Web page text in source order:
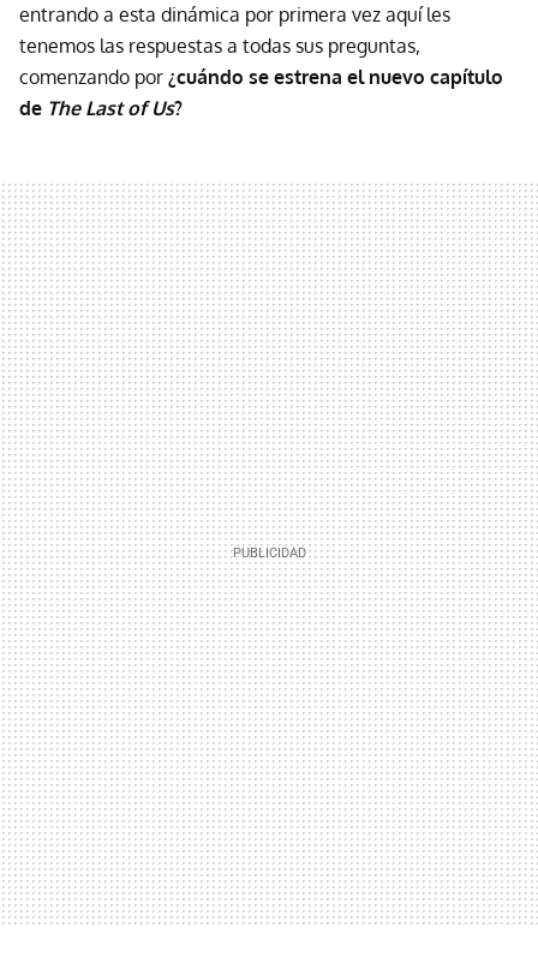
entrando a esta dinámica por primera vez aquí les
tenemos las respuestas a todas sus preguntas,
comenzando por ¿cuándo se estrena el nuevo capítulo
de The Last of Us?